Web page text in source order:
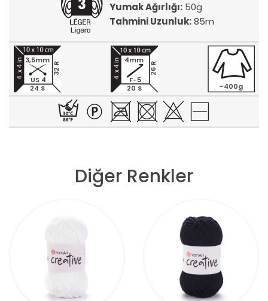
Yumak Ağırlığı:50g
Tahmini Uzunluk:85m
24 S
32 R
3,5mm
US 4
20 S
26 R
4mm
F-5
~400g
Diğer Renkler